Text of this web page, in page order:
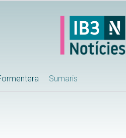
Sumaris